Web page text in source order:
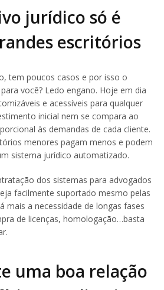
jurídico só é
escritórios
tem poucos casos e por isso o
você? Ledo engano. Hoje em dia
e acessíveis para qualquer
inicial nem se compara ao
às demandas de cada cliente.
menores pagam menos e podem
sistema jurídico automatizado.
dos sistemas para advogados
facilmente suportado mesmo pelas
mais a necessidade de longas fases
de licenças, homologação…basta
uma boa relação